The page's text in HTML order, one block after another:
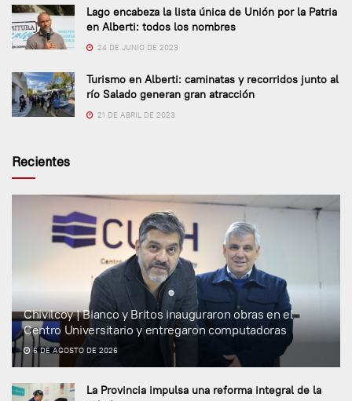
Lago encabeza la lista única de Unión por la Patria
en Alberti: todos los nombres
24 DE JUNIO DE 2023
Turismo en Alberti: caminatas y recorridos junto al
río Salado generan gran atracción
21 DE ABRIL DE 2023
Recientes
Chivilcoy | Bianco y Britos inauguraron obras en el
Centro Universitario y entregaron computadoras
6 DE AGOSTO DE 2026
La Provincia impulsa una reforma integral de la